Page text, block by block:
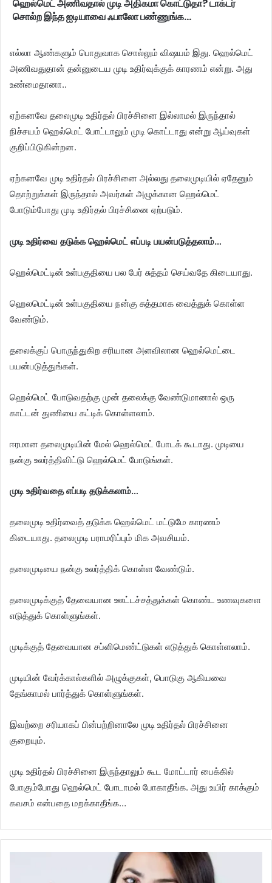
ஹெல்மெட் அணிவதால் முடி அதிகமா கொட்டுதா? டாக்டர்
சொல்ற இந்த ஐடியாவை ஃபாலோ பண்ணுங்க…
எல்லா ஆண்களும் பொதுவாக சொல்லும் விஷயம் இது. ஹெல்மெட்
அணிவதுதான் தன்னுடைய முடி உதிர்வுக்குக் காரணம் என்று. அது
உண்மைதானா..
ஏற்கனவே தலைமுடி உதிர்தல் பிரச்சினை இல்லாமல் இருந்தால்
நிச்சயம் ஹெல்மெட் போட்டாலும் முடி கொட்டாது என்று ஆய்வுகள்
குறிப்பிடுகின்றன.
ஏற்கனவே முடி உதிர்தல் பிரச்சினை அல்லது தலைமுடியில் ஏதேனும்
தொற்றுக்கள் இருந்தால் அவர்கள் அழுக்கான ஹெல்மெட்
போடும்போது முடி உதிர்தல் பிரச்சினை ஏற்படும்.
​முடி உதிர்வை தடுக்க ஹெல்மெட் எப்படி பயன்படுத்தலாம்…
ஹெல்மெட்டின் உள்பகுதியை பல பேர் சுத்தம் செய்வதே கிடையாது.
ஹெலமெட்டின் உள்பகுதியை நன்கு சுத்தமாக வைத்துக் கொள்ள
வேண்டும்.
தலைக்குப் பொருந்துகிற சரியான அளவிலான ஹெல்மெட்டை
பயன்படுத்துங்கள்.
ஹெல்மெட் போடுவதற்கு முன் தலைக்கு வேண்டுமானால் ஒரு
காட்டன் துணியை கட்டிக் கொள்ளலாம்.
ஈரமான தலைமுடியின் மேல் ஹெல்மெட் போடக் கூடாது. முடியை
நன்கு உலர்த்திவிட்டு ஹெல்மெட் போடுங்கள்.
​முடி உதிர்வதை எப்படி தடுக்கலாம்…
தலைமுடி உதிர்வைத் தடுக்க ஹெல்மெட் மட்டுமே காரணம்
கிடையாது. தலைமுடி பராமரிப்பும் மிக அவசியம்.
தலைமுடியை நன்கு உலர்த்திக் கொள்ள வேண்டும்.
தலைமுடிக்குத் தேவையான ஊட்டச்சத்துக்கள் கொண்ட உணவுகளை
எடுத்துக் கொள்ளுங்கள்.
முடிக்குத் தேவையான சப்ளிமெண்ட்டுகள் எடுத்துக் கொள்ளலாம்.
முடியின் வேர்க்கால்களில் அழுக்குகள், பொடுகு ஆகியவை
தேங்காமல் பார்த்துக் கொள்ளுங்கள்.
இவற்றை சரியாகப் பின்பற்றினாலே முடி உதிர்தல் பிரச்சினை
குறையும்.
முடி உதிர்தல் பிரச்சினை இருந்தாலும் கூட மோட்டார் பைக்கில்
போகும்போது ஹெல்மெட் போடாமல் போகாதீங்க. அது உயிர் காக்கும்
கவசம் என்பதை மறக்காதீங்க…